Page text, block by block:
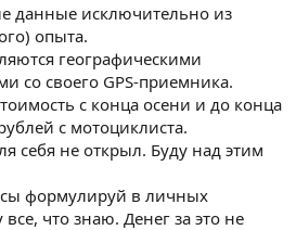
данные исключительно из
опыта.
географическими
со своего GPS-приемника.
с конца осени и до конца
с мотоциклиста.
себя не открыл. Буду над этим
формулируй в личных
что знаю. Денег за это не